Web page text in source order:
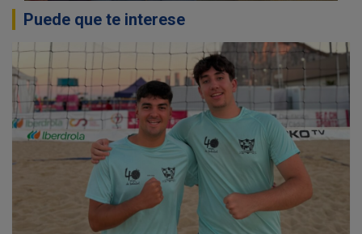
Puede que te interese